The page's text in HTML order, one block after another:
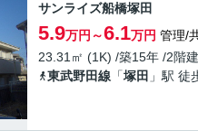
サンライズ船橋塚田
5.9万円～6.1万円 管理/
23.31㎡ (1K) /築15年 /2階建
東武野田線 「塚田 」駅 徒